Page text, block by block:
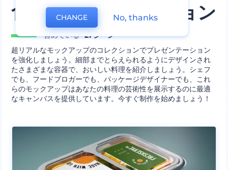
食品容器のコレクション
含めている 21 シーン
超リアルなモックアップのコレクションでプレゼンテーション
を強化しましょう。細部までとらえられるようにデザインされ
たさまざまな容器で、おいしい料理を紹介しましょう。シェフ
でも、フードブロガーでも、パッケージデザイナーでも、これ
らのモックアップはあなたの料理の芸術性を展示するのに最適
なキャンバスを提供しています。今すぐ制作を始めましょう！
CHANGE No, thanks